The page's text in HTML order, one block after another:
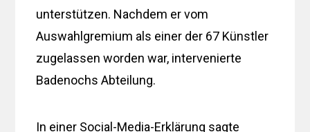
unterstützen. Nachdem er vom
Auswahlgremium als einer der 67 Künstler
zugelassen worden war, intervenierte
Badenochs Abteilung.
In einer Social-Media-Erklärung sagte